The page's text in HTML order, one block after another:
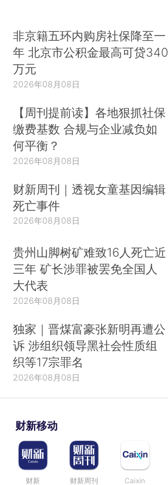
非京籍五环内购房社保降至一
年 北京市公积金最高可贷340
万元
2026年08月08日
【周刊提前读】各地狠抓社保
缴费基数 合规与企业减负如
何平衡？
2026年08月08日
财新周刊｜透视女童基因编辑
死亡事件
2026年08月08日
贵州山脚树矿难致16人死亡近
三年 矿长涉罪被罢免全国人
大代表
2026年08月08日
独家｜晋煤富豪张新明再遭公
诉 涉组织领导黑社会性质组
织等17宗罪名
2026年08月08日
财新移动
财新 财新周刊 Caixin